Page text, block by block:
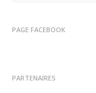
PAGE FACEBOOK
PARTENAIRES